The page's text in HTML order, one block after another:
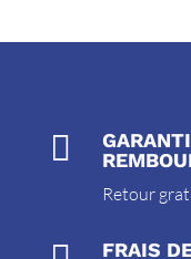

Retour
FRAIS